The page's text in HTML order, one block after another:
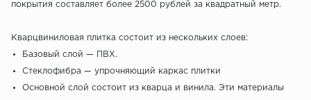
покрытия составляет более 2500 рублей за квадратный метр.
Кварцвиниловая плитка состоит из нескольких слоев:
Базовый слой — ПВХ.
Стеклофибра — упрочняющий каркас плитки
Основной слой состоит из кварца и винила. Эти материалы